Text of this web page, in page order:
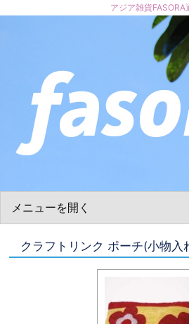
アジア雑貨FASORA
メニューを開く
お買い物について
クラフトリンク ポーチ(小物